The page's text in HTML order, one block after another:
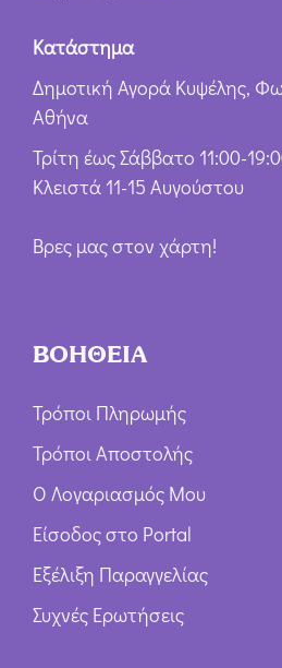
Κατάστημα
Δημοτική Αγορά Κυψέλης,
Αθήνα
Τρίτη έως Σάββατο 11:00-
Κλειστά 11-15 Αυγούστου
Βρες μας στον χάρτη!
ΒΟΗΘΕΙΑ
Τρόποι Πληρωμής
Τρόποι Αποστολής
Ο Λογαριασμός Μου
Είσοδος στο Portal
Εξέλιξη Παραγγελίας
Συχνές Ερωτήσεις